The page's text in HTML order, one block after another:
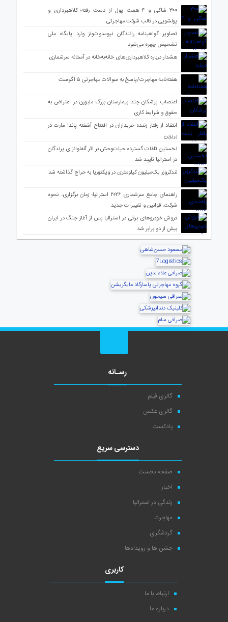
۳۰۰ شاکی و ۴ همت پول از دست رفته؛ کلاهبرداری و
پولشویی در قالب شرکت مهاجرتی
تصاویر گواهینامه رانندگان نیوساوت‌ولز وارد پایگاه ملی
تشخیص چهره می‌شود
هشدار درباره کلاهبرداری‌های خانه‌به‌خانه در آستانه سرشماری
هفته‌نامه مهاجرت/پاسخ به سوالات مهاجرتی ۵ آگوست
اعتصاب پزشکان چند بیمارستان بزرگ ملبورن در اعتراض به
حقوق و شرایط کاری
انتقاد از رفتار زننده خریداران در افتتاح آشفته پاندا مارت در
بریزبن
نخستین تلفات گسترده حیات‌وحش بر اثر آنفلوانزای پرندگان
در استرالیا تأیید شد
لندکروزر یک‌میلیون کیلومتری در ویکتوریا به حراج گذاشته شد
راهنمای جامع سرشماری ۲۰۲۶ استرالیا؛ زمان برگزاری، نحوه
شرکت، قوانین و تغییرات جدید
فروش خودروهای برقی در استرالیا پس از آغاز جنگ در ایران
بیش از دو برابر شد
رسـانه
گالری فیلم
گالری عکس
پادکست
دسترسی سریع
صفحه نخست
اخبار
زندگی در استرالیا
مهاجرت
گردشگری
جشن ها و رویدادها
کاربری
ارتباط با ما
درباره ما